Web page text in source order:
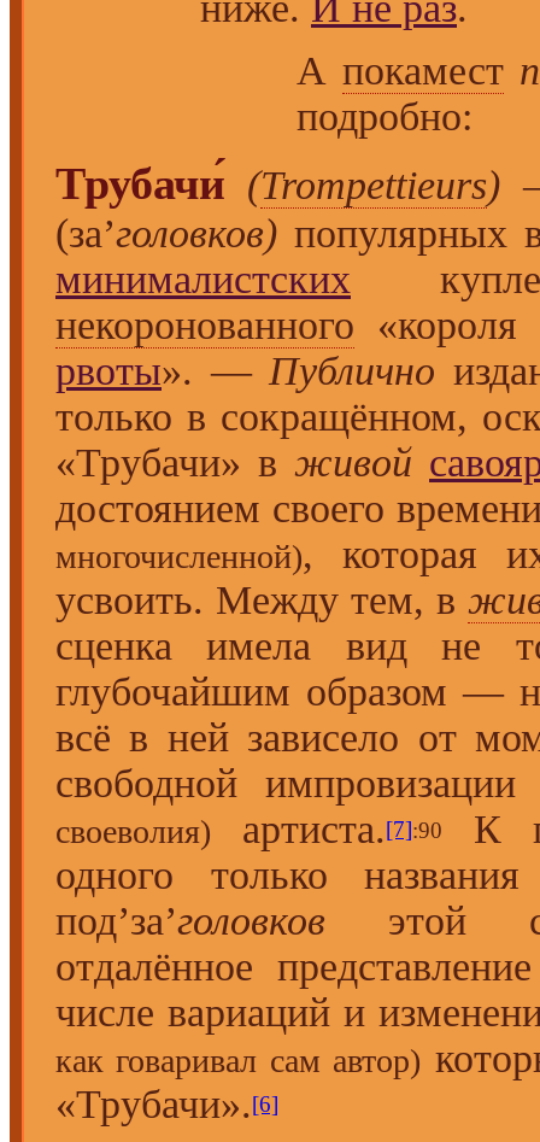
Апокамест
подробно:
Трубачи́ (Trompettieurs)
(за’головков) популярных
минималистских
некоронованного «короля
рвоты». — Публично
только в сокращённом,
«Трубачи» в живой
достоянием своего
многочисленной), которая
усвоить. Между тем, в
сценка имела вид не
глубочайшим образом —
всё в ней зависело от
свободной
своеволия) артиста.[7]:90
К
одного только
под’за’головков этой
отдалённое
числе вариаций и
как говаривал сам автор)
«Трубачи».[6]